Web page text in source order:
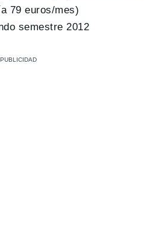
79 euros/mes)
semestre 2012